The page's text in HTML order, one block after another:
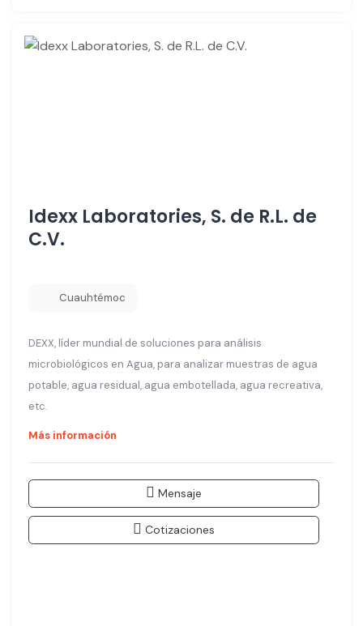
Idexx Laboratories, S. de R.L. de
C.V.
Cuauhtémoc
DEXX, líder mundial de soluciones para análisis
microbiológicos en Agua, para analizar muestras de agua
potable, agua residual, agua embotellada, agua recreativa,
etc.
Más información
Mensaje
Cotizaciones